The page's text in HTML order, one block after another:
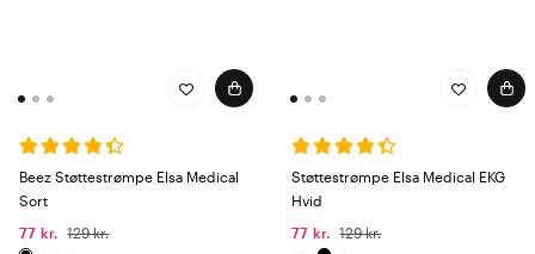
Beez Støttestrømpe Elsa Medical
Sort
77 kr.
129 kr.
Støttestrømpe Elsa Medical EKG
Hvid
77 kr.
129 kr.